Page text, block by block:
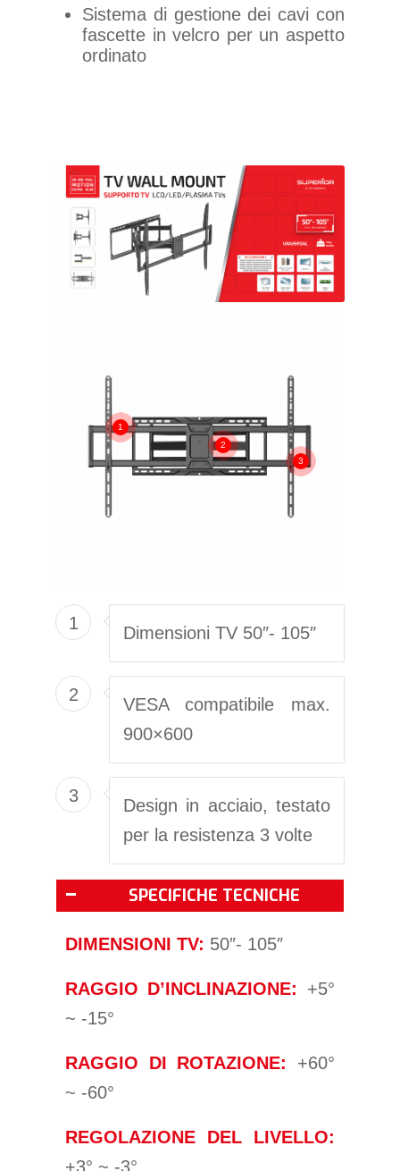
Sistema di gestione dei cavi con
fascette in velcro per un aspetto
ordinato
1
2
3
1 Dimensioni TV 50″- 105″
2
VESA compatibile max.
900×600
3
Design in acciaio, testato
per la resistenza 3 volte
SPECIFICHE TECNICHE
DIMENSIONI TV: 50″- 105″
RAGGIO D’INCLINAZIONE:
+5°
~ -15°
RAGGIO DI ROTAZIONE: +60°
~ -60°
REGOLAZIONE DEL LIVELLO:
+3° ~ -3°